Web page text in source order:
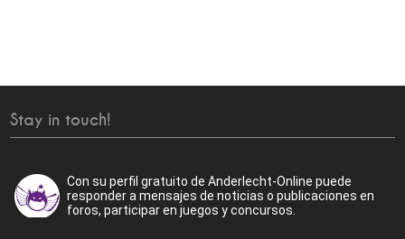
Stay in touch!
Con su perfil gratuito de Anderlecht-Online puede
responder a mensajes de noticias o publicaciones en
foros, participar en juegos y concursos.